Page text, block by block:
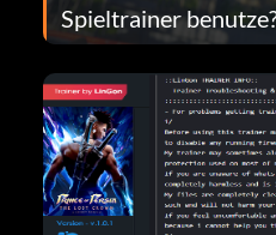
Spieltrainer